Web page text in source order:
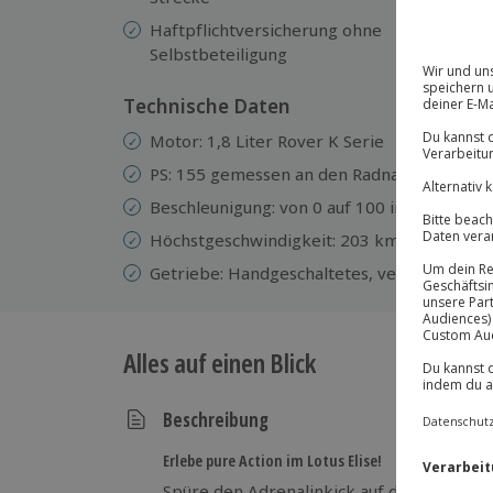
Haftpflichtversicherung ohne
Selbstbeteiligung
Technische Daten
Motor: 1,8 Liter Rover K Serie
PS: 155 gemessen an den Radnaben
Beschleunigung: von 0 auf 100 in 4,5 sek.
Höchstgeschwindigkeit: 203 km/h
Getriebe: Handgeschaltetes, verkürztes 6-
Alles auf einen Blick
Beschreibung
Erlebe pure Action im Lotus Elise!